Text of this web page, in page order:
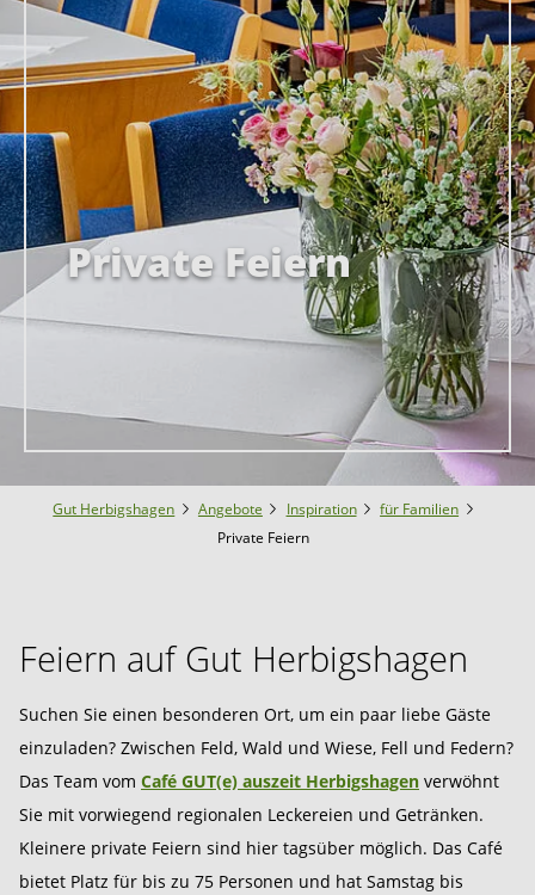
Private Feiern
Gut Herbigshagen Angebote Inspiration
für Familien
Private Feiern
Feiern auf Gut Herbigshagen
Suchen Sie einen besonderen Ort, um ein paar liebe Gäste
einzuladen? Zwischen Feld, Wald und Wiese, Fell und Federn?
Das Team vom Café GUT(e) auszeit Herbigshagen verwöhnt
Sie mit vorwiegend regionalen Leckereien und Getränken.
Kleinere private Feiern sind hier tagsüber möglich. Das Café
bietet Platz für bis zu 75 Personen und hat Samstag bis